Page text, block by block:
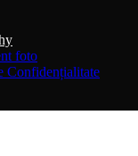
foto
Confidențialitate